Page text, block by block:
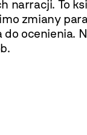
narracji. To
zmiany
ocenienia.